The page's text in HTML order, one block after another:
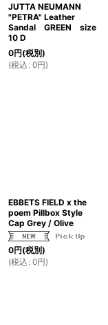
JUTTA NEUMANN
"PETRA" Leather
Sandal GREEN size
10 D
0円(税別)
(税込 : 0円)
EBBETS FIELD x the
poem Pillbox Style
Cap Grey / Olive
0円(税別)
(税込 : 0円)